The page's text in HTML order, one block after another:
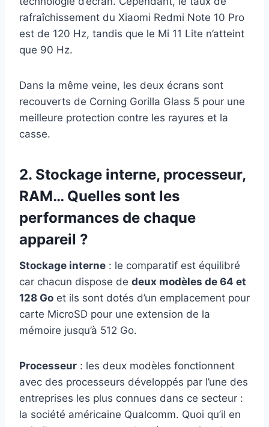
rafraîchissement du Xiaomi Redmi Note 10 Pro
est de 120 Hz, tandis que le Mi 11 Lite n’atteint
que 90 Hz.
Dans la même veine, les deux écrans sont
recouverts de Corning Gorilla Glass 5 pour une
meilleure protection contre les rayures et la
casse.
2. Stockage interne, processeur,
RAM… Quelles sont les
performances de chaque
appareil ?
Stockage interne : le comparatif est équilibré
car chacun dispose de deux modèles de 64 et
128 Go et ils sont dotés d’un emplacement pour
carte MicroSD pour une extension de la
mémoire jusqu’à 512 Go.
Processeur : les deux modèles fonctionnent
avec des processeurs développés par l’une des
entreprises les plus connues dans ce secteur :
la société américaine Qualcomm. Quoi qu’il en